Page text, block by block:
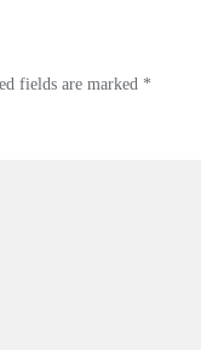
fields are marked *